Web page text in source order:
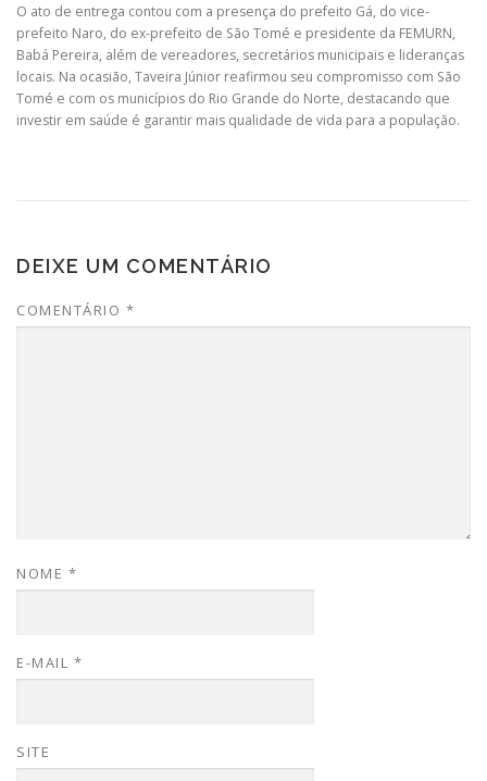
O ato de entrega contou com a presença do prefeito Gá, do vice-
prefeito Naro, do ex-prefeito de São Tomé e presidente da FEMURN,
Babá Pereira, além de vereadores, secretários municipais e lideranças
locais. Na ocasião, Taveira Júnior reafirmou seu compromisso com São
Tomé e com os municípios do Rio Grande do Norte, destacando que
investir em saúde é garantir mais qualidade de vida para a população.
DEIXE UM COMENTÁRIO
COMENTÁRIO *
NOME *
E-MAIL *
SITE